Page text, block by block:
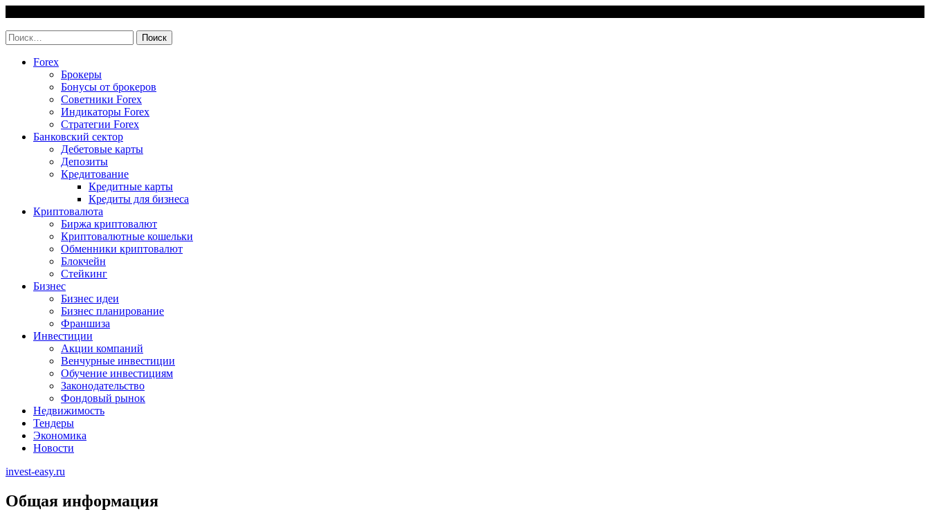
content
Найти:
Forex
Брокеры
Бонусы от брокеров
Советники Forex
Индикаторы Forex
Стратегии Forex
Банковский сектор
Дебетовые карты
Депозиты
Кредитование
Кредитные карты
Кредиты для бизнеса
Криптовалюта
Биржа криптовалют
Криптовалютные кошельки
Обменники криптовалют
Блокчейн
Стейкинг
Бизнес
Бизнес идеи
Бизнес планирование
Франшиза
Инвестиции
Акции компаний
Венчурные инвестиции
Обучение инвестициям
Законодательство
Фондовый рынок
Недвижимость
Тендеры
Экономика
Новости
invest-easy.ru
Общая информация